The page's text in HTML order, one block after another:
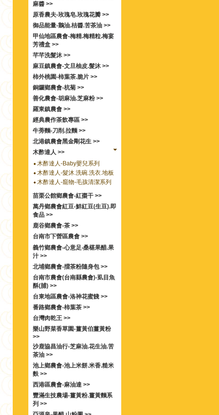
麻醬 >>
原香農夫-玫瑰皂.玫瑰花瓣 >>
御品能量-鵝油.桔醬.苦茶油 >>
甲仙地區農會-梅精.梅精粒.梅宴
芳禮盒 >>
芊芊洗髮沐 >>
麻豆鎮農會-文旦柚皮.髮沐 >>
柿外桃園-柿葉茶.脆片 >>
銅鑼鄉農會-杭菊 >>
善化農會-胡麻油.芝麻粉 >>
羅東鎮農會 >>
經典農作茶飲專區 >>
牛蒡麵-刀削.拉麵 >>
北港鎮農會黑金剛花生 >>
木酢達人 >>
木酢達人-Baby嬰兒系列
木酢達人-髮沐.洗碗.洗衣.地板
木酢達人-竉物-毛孩清潔系列
苗栗公館鄉農會-紅棗干 >>
萬丹鄉農會紅豆-鮮紅豆(生豆).即
食品 >>
鹿谷鄉農會-茶 >>
台南市下營區農會 >>
義竹鄉農會-心意足‧桑椹果醋.果
汁 >>
北埔鄉農會-擂茶粉隨身包 >>
台南市農會(台南縣農會)-虱目魚
酥(脯) >>
台東地區農會-洛神花蜜餞 >>
番路鄉農會-柿葉茶 >>
台灣肉乾王 >>
樂山野菜香草園-薑黃伯薑黃粉
>>
沙鹿協昌油行-芝麻油.花生油.苦
茶油 >>
池上鄉農會-池上米餅.米香.糙米
麩 >>
西港區農會-麻油達 >>
豐滿生技農場-薑黃粉.薑黃麵系
列 >>